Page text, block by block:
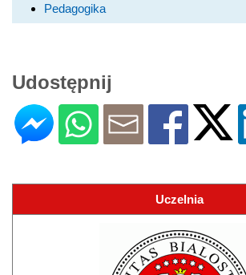
Pedagogika
Udostępnij
Uczelnia